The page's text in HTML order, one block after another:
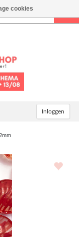
Inloggen
cookies